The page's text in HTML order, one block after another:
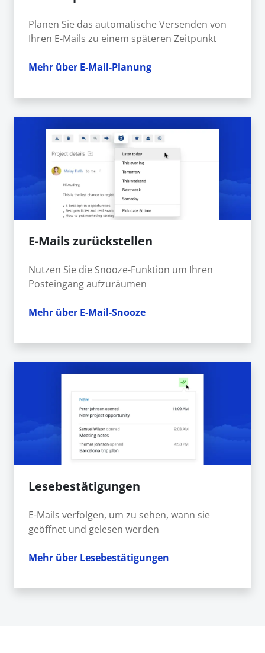
Planen Sie das automatische Versenden von
Ihren E-Mails zu einem späteren Zeitpunkt
Mehr über E-Mail-Planung
E-Mails zurückstellen
Nutzen Sie die Snooze-Funktion um Ihren
Posteingang aufzuräumen
Mehr über E-Mail-Snooze
Lesebestätigungen
E-Mails verfolgen, um zu sehen, wann sie
geöffnet und gelesen werden
Mehr über Lesebestätigungen